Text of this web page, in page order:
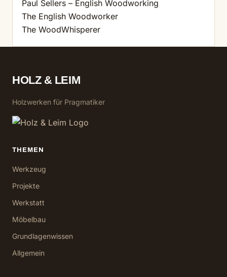
Paul Sellers – English Woodworking
The English Woodworker
The WoodWhisperer
HOLZ & LEIM
Holzwerken für Pragmatiker
THEMEN
Werkzeug
Projekte
Werkstatt
Möbelbau
Grundlagenwissen
Allgemein